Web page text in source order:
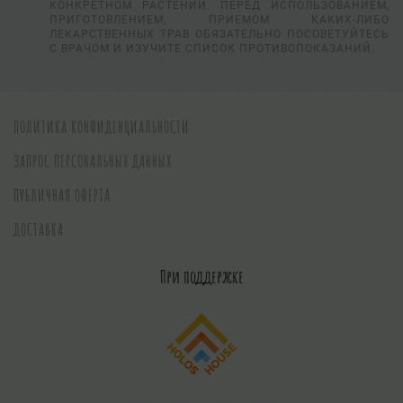
КОНКРЕТНОМ РАСТЕНИИ. ПЕРЕД ИСПОЛЬЗОВАНИЕМ,
ПРИГОТОВЛЕНИЕМ, ПРИЕМОМ КАКИХ-ЛИБО
ЛЕКАРСТВЕННЫХ ТРАВ ОБЯЗАТЕЛЬНО ПОСОВЕТУЙТЕСЬ
С ВРАЧОМ И ИЗУЧИТЕ СПИСОК ПРОТИВОПОКАЗАНИЙ.
ПОЛИТИКА КОНФИДЕНЦИАЛЬНОСТИ
ЗАПРОС ПЕРСОНАЛЬНЫХ ДАННЫХ
ПУБЛИЧНАЯ ОФЕРТА
ДОСТАВКА
При поддержке